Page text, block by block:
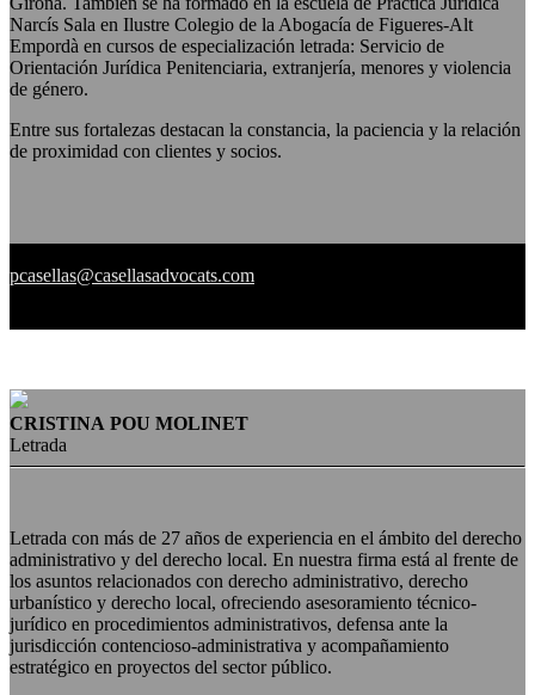
Narcís Sala en Ilustre Colegio de la Abogacía de Figueres-Alt
Empordà en cursos de especialización letrada: Servicio de
Orientación Jurídica Penitenciaria, extranjería, menores y violencia
de género.
Entre sus fortalezas destacan la constancia, la paciencia y la relación
de proximidad con clientes y socios.
pcasellas@casellasadvocats.com
CRISTINA POU MOLINET
Letrada
Letrada con más de 27 años de experiencia en el ámbito del derecho
administrativo y del derecho local. En nuestra firma está al frente de
los asuntos relacionados con derecho administrativo, derecho
urbanístico y derecho local, ofreciendo asesoramiento técnico-
jurídico en procedimientos administrativos, defensa ante la
jurisdicción contencioso-administrativa y acompañamiento
estratégico en proyectos del sector público.